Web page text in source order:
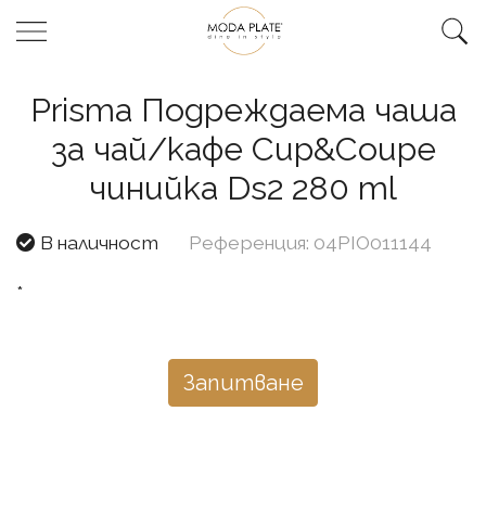
Prisma Подреждаема чаша
за чай/кафе Cup&Coupe
чинийка Ds2 280 ml
В наличност Референция: 04PIO011144
*
Запитване